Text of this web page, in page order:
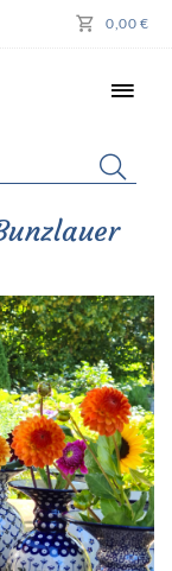
0,00 €